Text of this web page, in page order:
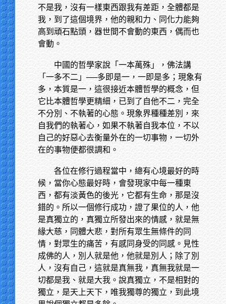
不是我，沒有一樣東西跟我有差距，全體都是
我，到了這個境界，他的親和力、同化力能夠
高到頑石點頭，器世間不會動的東西，偶而也
會動。
中國的哲學家說「一本萬殊」，佛法講
「一多不二」──多即是一，一即是多；現象有
多，本質是一，這很接近本體哲學的概念，但
它比本體哲學更精細，已到了自他不二，完全
不分別、不執著的心態。現象界種種差別，來
自我們的執著心，如果不執著自我本位，不以
自己的好惡心去衡量外在的一切事物，一切外
在的事物便都很調和。
各位在修行過程當中，總有心境最好的時
候，當你心態最好時，會發現家中每一種東
西，都有淡黃色的後光，它都有生命，那是沒
錯的。所以一個修行成功，證了果位的人，他
是真獨立的，真獨立所發出來的情感，就是無
緣大慈，同體大悲，對所有眾生無條件的同
情，對眾生的痛苦，有感同身受的同感。見性
成佛的人，別人就是他，他就是別人；除了別
人，沒有自己，這就是真無我，真無我就是一
切都是我、就是大我。說真獨立，不是相對的
獨立，是天上天下，唯我獨尊的獨立，到此境